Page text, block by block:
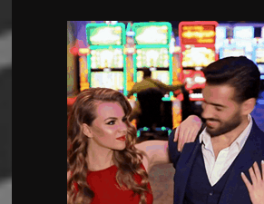
Лара Гут Бехрами означи
кариера
Меси со два гола се врати
Интер Мајами по
Шенгелија плати еден
ослободи од Барселона